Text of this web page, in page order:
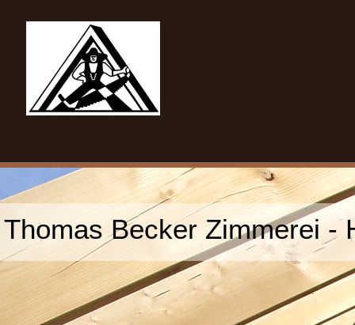
Thomas Becker Zimmerei -